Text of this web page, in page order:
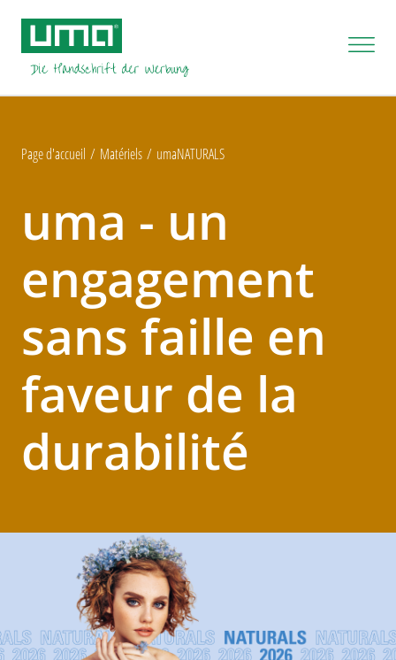
Page d'accueil Matériels umaNATURALS
uma - un
engagement
sans faille en
faveur de la
durabilité